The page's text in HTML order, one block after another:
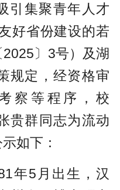
引集聚青年人才
好省份建设的若
〕3号）及湖
规定，经资格审
察等程序，校
贵群同志为流动
如下：
年5月出生，汉